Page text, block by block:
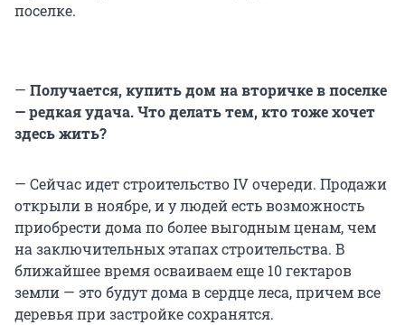
поселке.
— Получается, купить дом на вторичке в поселке
— редкая удача. Что делать тем, кто тоже хочет
здесь жить?
— Сейчас идет строительство IV очереди. Продажи
открыли в ноябре, и у людей есть возможность
приобрести дома по более выгодным ценам, чем
на заключительных этапах строительства. В
ближайшее время осваиваем еще 10 гектаров
земли — это будут дома в сердце леса, причем все
деревья при застройке сохранятся.